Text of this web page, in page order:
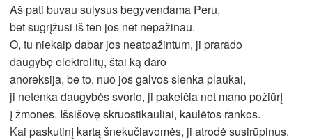
Aš pati buvau sulysus begyvendama Peru,
bet sugrįžusi iš ten jos net nepažinau.
O, tu niekaip dabar jos neatpažintum, ji prarado
daugybę elektrolitų, štai ką daro
anoreksija, be to, nuo jos galvos slenka plaukai,
ji netenka daugybės svorio, ji pakeičia net mano požiūrį
į žmones. Išsišovę skruostikauliai, kaulėtos rankos.
Kai paskutinį kartą šnekučiavomės, ji atrodė susirūpinus.